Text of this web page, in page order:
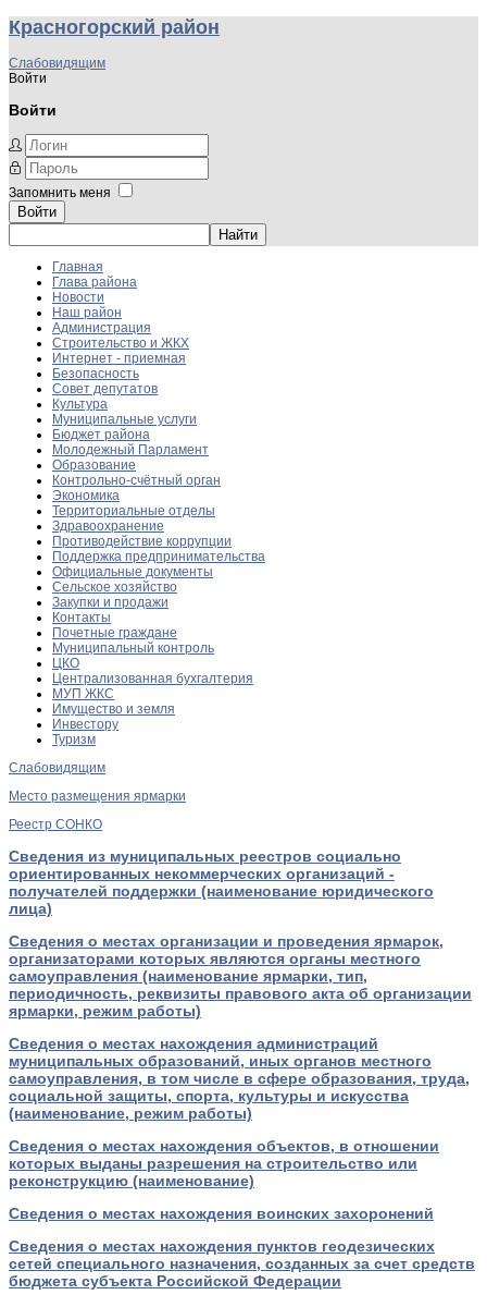
Красногорский район
Слабовидящим
Войти
Войти
Запомнить меня
Войти
Главная
Глава района
Новости
Наш район
Администрация
Строительство и ЖКХ
Интернет - приемная
Безопасность
Совет депутатов
Культура
Муниципальные услуги
Бюджет района
Молодежный Парламент
Образование
Контрольно-счётный орган
Экономика
Территориальные отделы
Здравоохранение
Противодействие коррупции
Поддержка предпринимательства
Официальные документы
Сельское хозяйство
Закупки и продажи
Контакты
Почетные граждане
Муниципальный контроль
ЦКО
Централизованная бухгалтерия
МУП ЖКС
Имущество и земля
Инвестору
Туризм
Слабовидящим
Место размещения ярмарки
Реестр СОНКО
Сведения из муниципальных реестров социально
ориентированных некоммерческих организаций -
получателей поддержки (наименование юридического
лица)
Сведения о местах организации и проведения ярмарок,
организаторами которых являются органы местного
самоуправления (наименование ярмарки, тип,
периодичность, реквизиты правового акта об организации
ярмарки, режим работы)
Сведения о местах нахождения администраций
муниципальных образований, иных органов местного
самоуправления, в том числе в сфере образования, труда,
социальной защиты, спорта, культуры и искусства
(наименование, режим работы)
Сведения о местах нахождения объектов, в отношении
которых выданы разрешения на строительство или
реконструкцию (наименование)
Сведения о местах нахождения воинских захоронений
Сведения о местах нахождения пунктов геодезических
сетей специального назначения, созданных за счет средств
бюджета субъекта Российской Федерации